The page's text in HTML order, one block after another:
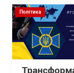
Політика